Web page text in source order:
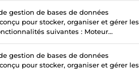
gestion de bases de données
pour stocker, organiser et gérer les
suivantes : Moteur...
gestion de bases de données
pour stocker, organiser et gérer les